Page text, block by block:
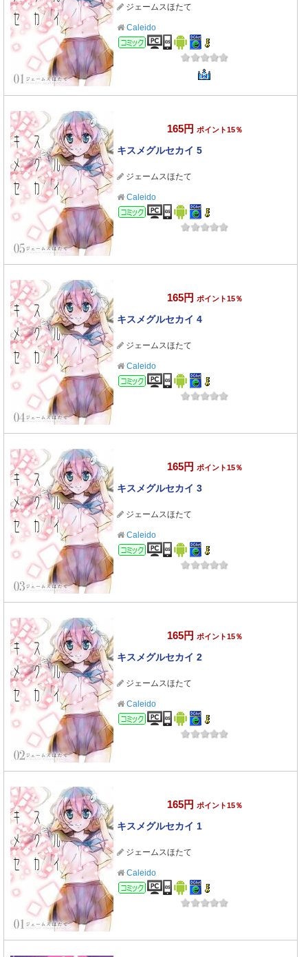
ジェームスほたて
Caleido
コミック
165円 ポイント15％
キスメグルセカイ 5
ジェームスほたて
Caleido
コミック
165円 ポイント15％
キスメグルセカイ 4
ジェームスほたて
Caleido
コミック
165円 ポイント15％
キスメグルセカイ 3
ジェームスほたて
Caleido
コミック
165円 ポイント15％
キスメグルセカイ 2
ジェームスほたて
Caleido
コミック
165円 ポイント15％
キスメグルセカイ 1
ジェームスほたて
Caleido
コミック